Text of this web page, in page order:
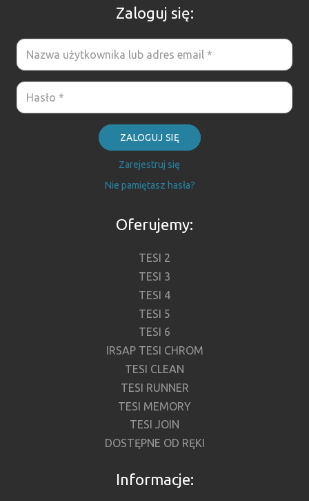
Zaloguj się:
ZALOGUJ SIĘ
Zarejestruj się
Nie pamiętasz hasła?
Oferujemy:
TESI 2
TESI 3
TESI 4
TESI 5
TESI 6
IRSAP TESI CHROM
TESI CLEAN
TESI RUNNER
TESI MEMORY
TESI JOIN
DOSTĘPNE OD RĘKI
Informacje: